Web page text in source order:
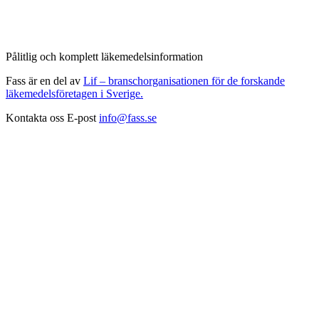
Pålitlig och komplett läkemedelsinformation
Fass är en del av Lif – branschorganisationen för de forskande
läkemedelsföretagen i Sverige.
Kontakta oss E-post info@fass.se